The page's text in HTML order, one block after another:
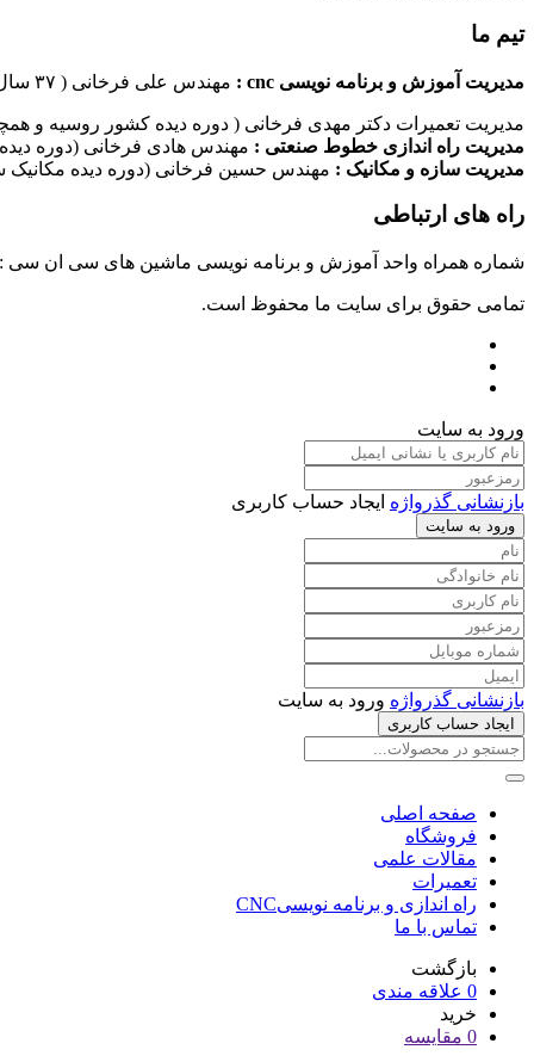
تیم ما
مدیریت آموزش و برنامه نویسی cnc : مهندس علی فرخانی ( ۳۷ سال سابقه کاری در امر برنامه نویسی ماشین های سی ان سی)
مدیریت تعمیرات دکتر مهدی فرخانی ( دوره دیده کشور روسیه و
مدیریت راه اندازی خطوط صنعتی : مهندس هادی فرخانی (دوره
مدیریت سازه و مکانیک : مهندس حسین فرخانی (دوره دیده مکانیک
راه های ارتباطی
شماره همراه واحد آموزش و برنامه نویسی ماشین های سی ان سی : ۰۹۱۲۴۰۹۶۱۷۹ شماره همراه واحد راه اندازی خطوط ماشین آلات صنعتی : ۰۹۱۰۱۹۹۷۴۷۰ شماره همراه واحد تعمیرات : ۰۹۳۸۳۵۲۷۴۵۱
تمامی حقوق برای سایت ما محفوظ است.
ورود به سایت
بازنشانی گذرواژه ایجاد حساب کاربری
ورود به سایت
بازنشانی گذرواژه ورود به سایت
ایجاد حساب کاربری
صفحه اصلی
فروشگاه
مقالات علمی
تعمیرات
راه اندازی و برنامه نویسیCNC
تماس با ما
بازگشت
0 علاقه مندی
خرید
0 مقایسه